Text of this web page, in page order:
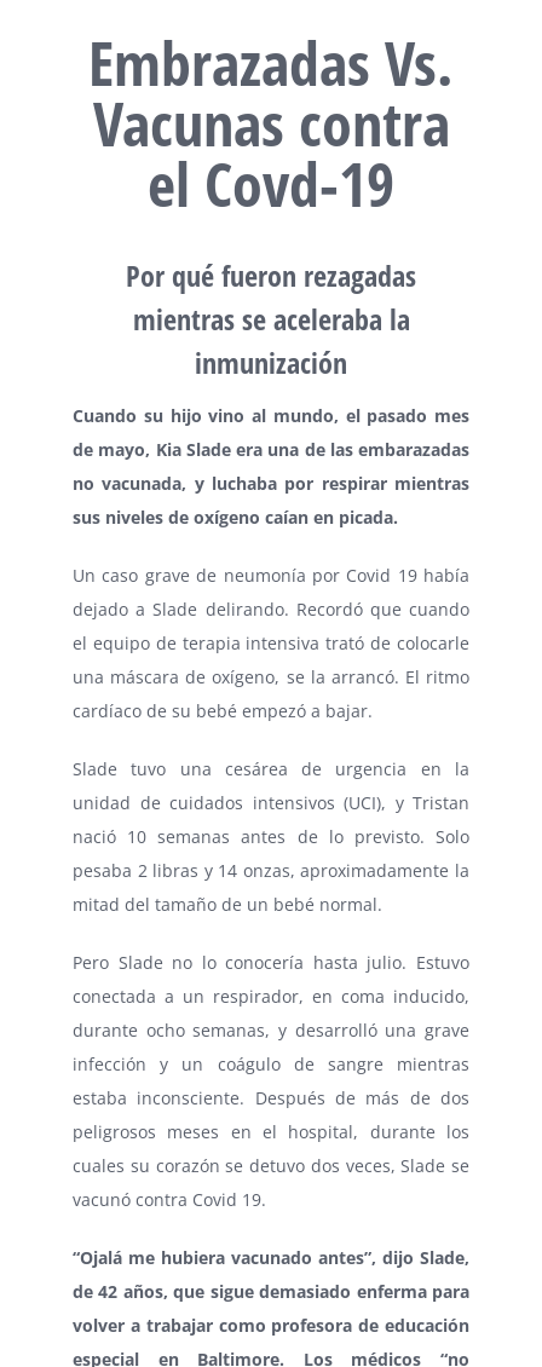
Embrazadas Vs.
Vacunas contra
el Covd-19
Por qué fueron rezagadas
mientras se aceleraba la
inmunización
Cuando su hijo vino al mundo, el pasado mes
de mayo, Kia Slade era una de las embarazadas
no vacunada, y luchaba por respirar mientras
sus niveles de oxígeno caían en picada.
Un caso grave de neumonía por Covid 19 había
dejado a Slade delirando. Recordó que cuando
el equipo de terapia intensiva trató de colocarle
una máscara de oxígeno, se la arrancó. El ritmo
cardíaco de su bebé empezó a bajar.
Slade tuvo una cesárea de urgencia en la
unidad de cuidados intensivos (UCI), y Tristan
nació 10 semanas antes de lo previsto. Solo
pesaba 2 libras y 14 onzas, aproximadamente la
mitad del tamaño de un bebé normal.
Pero Slade no lo conocería hasta julio. Estuvo
conectada a un respirador, en coma inducido,
durante ocho semanas, y desarrolló una grave
infección y un coágulo de sangre mientras
estaba inconsciente. Después de más de dos
peligrosos meses en el hospital, durante los
cuales su corazón se detuvo dos veces, Slade se
vacunó contra Covid 19.
“Ojalá me hubiera vacunado antes”, dijo Slade,
de 42 años, que sigue demasiado enferma para
volver a trabajar como profesora de educación
especial en Baltimore. Los médicos “no